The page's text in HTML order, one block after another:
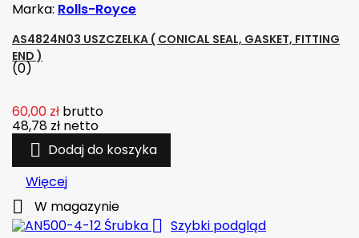
Marka: Rolls-Royce
AS4824N03 USZCZELKA ( CONICAL SEAL, GASKET, FITTING
END )
(0)
60,00 zł brutto
48,78 zł netto
 Dodaj do koszyka
Więcej
 W magazynie
 Szybki podgląd